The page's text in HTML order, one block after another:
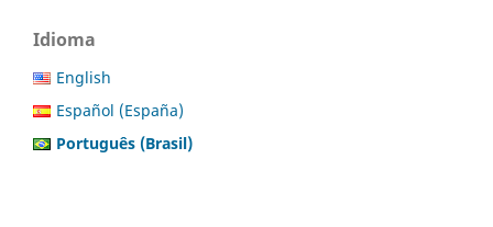
Idioma
English
Español (España)
Português (Brasil)